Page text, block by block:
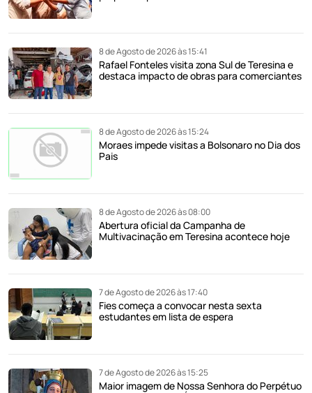
8 de Agosto de 2026 às 15:41
Rafael Fonteles visita zona Sul de Teresina e
destaca impacto de obras para comerciantes
8 de Agosto de 2026 às 15:24
Moraes impede visitas a Bolsonaro no Dia dos
Pais
8 de Agosto de 2026 às 08:00
Abertura oficial da Campanha de
Multivacinação em Teresina acontece hoje
7 de Agosto de 2026 às 17:40
Fies começa a convocar nesta sexta
estudantes em lista de espera
7 de Agosto de 2026 às 15:25
Maior imagem de Nossa Senhora do Perpétuo